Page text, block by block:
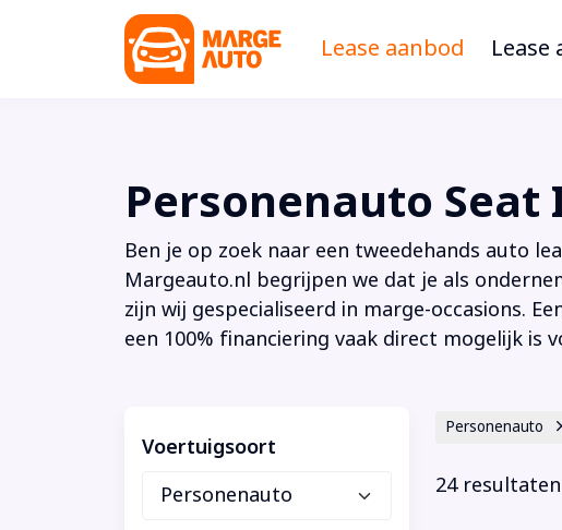
Lease aanbod Lease
Personenauto Seat
Ben je op zoek naar een tweedehands auto
Margeauto.nl begrijpen we dat je als
zijn wij gespecialiseerd in marge-occasions.
een 100% financiering vaak direct mogelijk is
Voertuigsoort
Personenauto
24 resultaten